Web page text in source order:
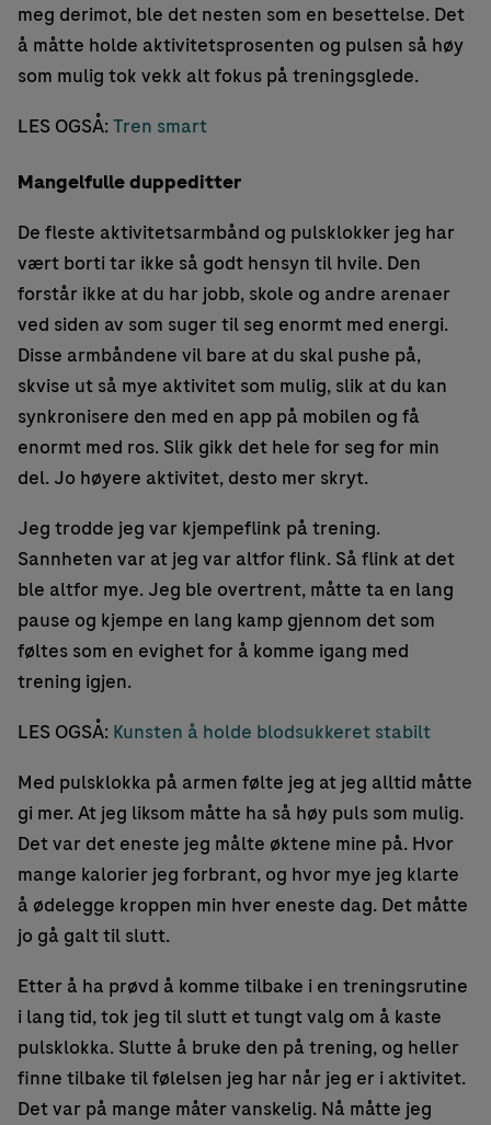
meg derimot, ble det nesten som en besettelse. Det
å måtte holde aktivitetsprosenten og pulsen så høy
som mulig tok vekk alt fokus på treningsglede.
LES OGSÅ:Tren smart
Mangelfulle duppeditter
De fleste aktivitetsarmbånd og pulsklokker jeg har
vært borti tar ikke så godt hensyn til hvile. Den
forstår ikke at du har jobb, skole og andre arenaer
ved siden av som suger til seg enormt med energi.
Disse armbåndene vil bare at du skal pushe på,
skvise ut så mye aktivitet som mulig, slik at du kan
synkronisere den med en app på mobilen og få
enormt med ros. Slik gikk det hele for seg for min
del. Jo høyere aktivitet, desto mer skryt.
Jeg trodde jeg var kjempeflink på trening.
Sannheten var at jeg var altfor flink. Så flink at det
ble altfor mye. Jeg ble overtrent, måtte ta en lang
pause og kjempe en lang kamp gjennom det som
føltes som en evighet for å komme igang med
trening igjen.
LES OGSÅ: Kunsten å holde blodsukkeret stabilt
Med pulsklokka på armen følte jeg at jeg alltid måtte
gi mer. At jeg liksom måtte ha så høy puls som mulig.
Det var det eneste jeg målte øktene mine på. Hvor
mange kalorier jeg forbrant, og hvor mye jeg klarte
å ødelegge kroppen min hver eneste dag. Det måtte
jo gå galt til slutt.
Etter å ha prøvd å komme tilbake i en treningsrutine
i lang tid, tok jeg til slutt et tungt valg om å kaste
pulsklokka. Slutte å bruke den på trening, og heller
finne tilbake til følelsen jeg har når jeg er i aktivitet.
Det var på mange måter vanskelig. Nå måtte jeg